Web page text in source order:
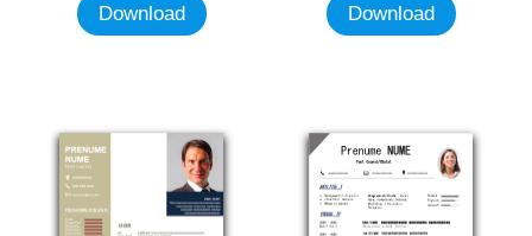
Download Download